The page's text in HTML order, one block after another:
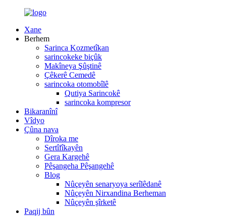
Xane
Berhem
Sarinca Kozmetîkan
sarincokeke biçûk
Makîneya Şûştinê
Çêkerê Cemedê
sarincoka otomobîlê
Qutiya Sarincokê
sarincoka kompresor
Bikaranînî
Vîdyo
Çûna nava
Dîroka me
Sertîfîkayên
Gera Kargehê
Pêşangeha Pêşangehê
Blog
Nûçeyên senaryoya serîlêdanê
Nûçeyên Nirxandina Berheman
Nûçeyên şîrketê
Paqij bûn